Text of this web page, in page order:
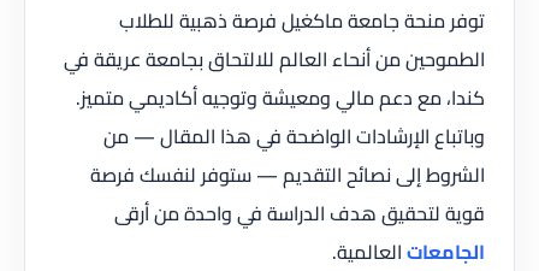
توفر منحة جامعة ماكغيل فرصة ذهبية للطلاب
الطموحين من أنحاء العالم للالتحاق بجامعة عريقة في
كندا، مع دعم مالي ومعيشة وتوجيه أكاديمي متميز.
وباتباع الإرشادات الواضحة في هذا المقال — من
الشروط إلى نصائح التقديم — ستوفر لنفسك فرصة
قوية لتحقيق هدف الدراسة في واحدة من أرقى
الجامعاتالعالمية.